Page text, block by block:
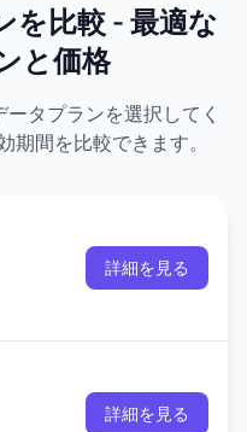
を比較 - 最適な
と価格
タプランを選択してく
間を比較できます。
詳細を見る
詳細を見る